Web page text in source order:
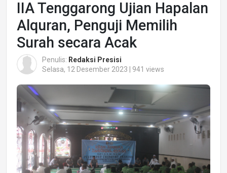
IIA Tenggarong Ujian Hapalan
Alquran, Penguji Memilih
Surah secara Acak
Penulis: Redaksi Presisi
Selasa, 12 Desember 2023 | 941 views